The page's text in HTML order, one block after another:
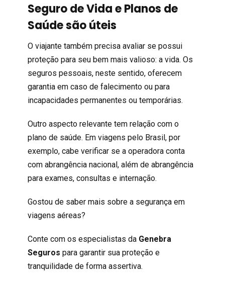
Seguro de Vida e Planos de
Saúde são úteis
O viajante também precisa avaliar se possui
proteção para seu bem mais valioso: a vida. Os
seguros pessoais, neste sentido, oferecem
garantia em caso de falecimento ou para
incapacidades permanentes ou temporárias.
Outro aspecto relevante tem relação com o
plano de saúde. Em viagens pelo Brasil, por
exemplo, cabe verificar se a operadora conta
com abrangência nacional, além de abrangência
para exames, consultas e internação.
Gostou de saber mais sobre a segurança em
viagens aéreas?
Conte com os especialistas da Genebra
Seguros para garantir sua proteção e
tranquilidade de forma assertiva.